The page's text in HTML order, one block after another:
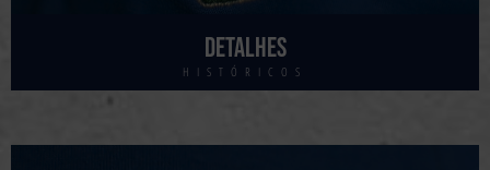
Detalhes
HISTÓRICOS